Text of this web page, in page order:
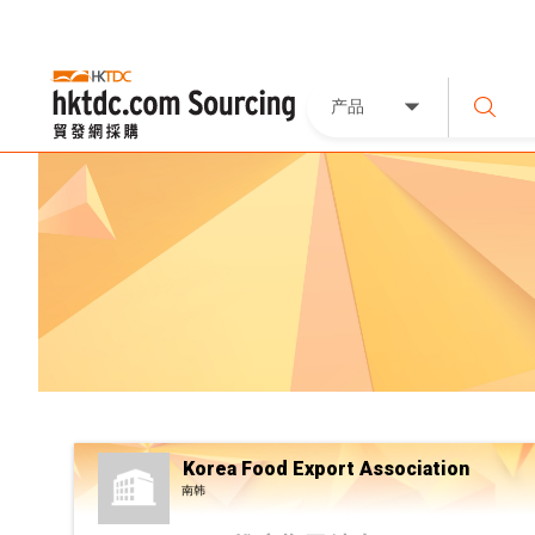
产品
Korea Food Export Association
南韩